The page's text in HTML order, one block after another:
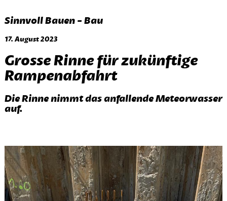
Sinnvoll Bauen - Bau
17. August 2023
Grosse Rinne für zukünftige
Rampenabfahrt
Die Rinne nimmt das anfallende Meteorwasser
auf.